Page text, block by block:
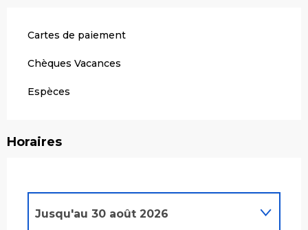
Cartes de paiement
Chèques Vacances
Espèces
Horaires
Jusqu'au 30 août 2026